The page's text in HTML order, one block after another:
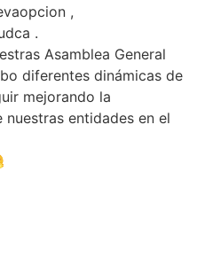
,
.
Asamblea General
diferentes dinámicas de
mejorando la
entidades en el